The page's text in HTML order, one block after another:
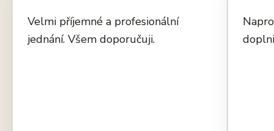
Velmi příjemné a profesionální
jednání. Všem doporučuji.